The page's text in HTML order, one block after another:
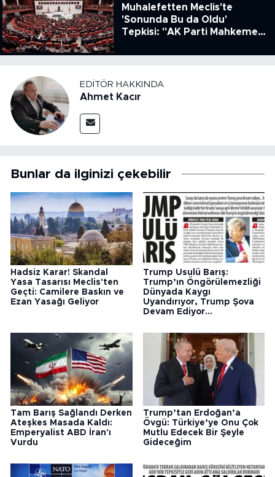
Muhalefetten Meclis'te
'Sonunda Bu da Oldu'
Tepkisi: "AK Parti Mahkeme
Kanun Çıkardı"
EDITÖR HAKKINDA
Ahmet Kacır
Bunlar da ilginizi çekebilir
Hadsiz Karar! Skandal
Yasa Tasarısı Meclis'ten
Geçti: Camilere Baskın ve
Ezan Yasağı Geliyor
Trump Usulü Barış:
Trump’ın Öngörülemezliği
Dünyada Kaygı
Uyandırıyor, Trump Şova
Devam Ediyor...
Tam Barış Sağlandı Derken
Ateşkes Masada Kaldı:
Emperyalist ABD İran'ı
Vurdu
Trump’tan Erdoğan’a
Övgü: Türkiye’ye Onu Çok
Mutlu Edecek Bir Şeyle
Gideceğim